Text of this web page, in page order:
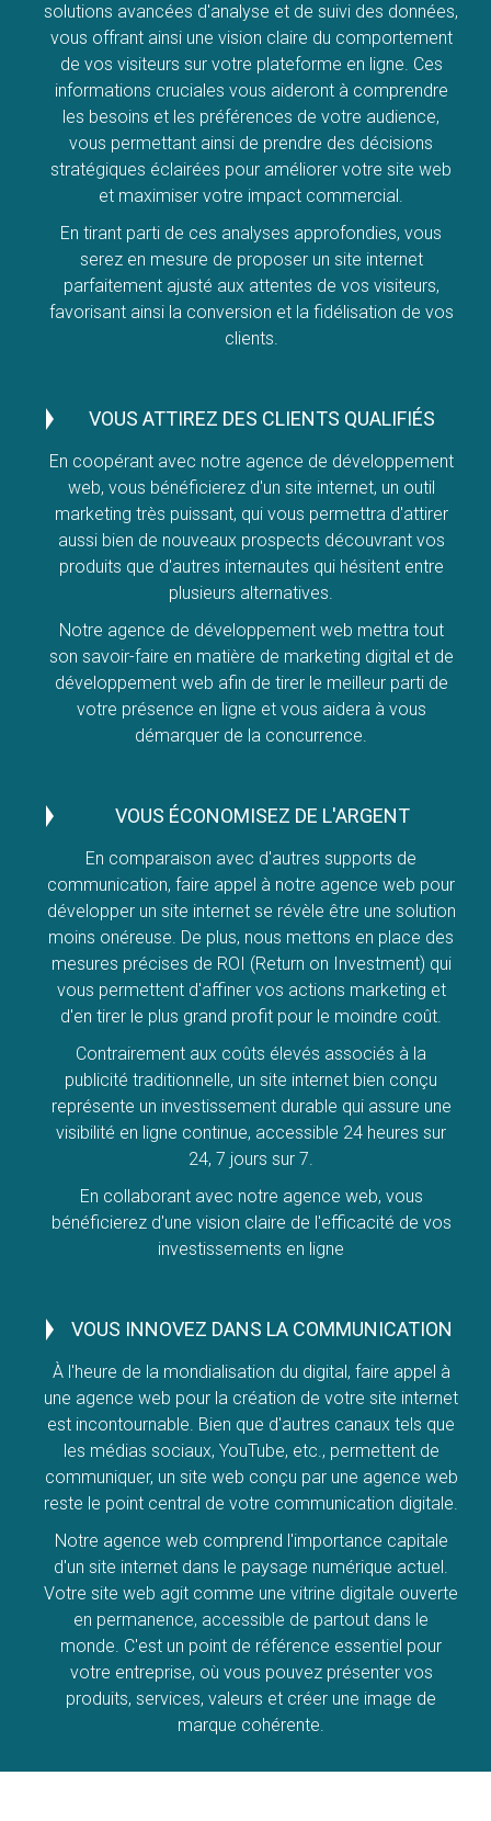
solutions avancées d'analyse et de suivi des données,
vous offrant ainsi une vision claire du comportement
de vos visiteurs sur votre plateforme en ligne. Ces
informations cruciales vous aideront à comprendre
les besoins et les préférences de votre audience,
vous permettant ainsi de prendre des décisions
stratégiques éclairées pour améliorer votre site web
et maximiser votre impact commercial.
En tirant parti de ces analyses approfondies, vous
serez en mesure de proposer un site internet
parfaitement ajusté aux attentes de vos visiteurs,
favorisant ainsi la conversion et la fidélisation de vos
clients.
VOUS ATTIREZ DES CLIENTS QUALIFIÉS
En coopérant avec notre agence de développement
web, vous bénéficierez d'un site internet, un outil
marketing très puissant, qui vous permettra d'attirer
aussi bien de nouveaux prospects découvrant vos
produits que d'autres internautes qui hésitent entre
plusieurs alternatives.
Notre agence de développement web mettra tout
son savoir-faire en matière de marketing digital et de
développement web afin de tirer le meilleur parti de
votre présence en ligne et vous aidera à vous
démarquer de la concurrence.
VOUS ÉCONOMISEZ DE L'ARGENT
En comparaison avec d'autres supports de
communication, faire appel à notre agence web pour
développer un site internet se révèle être une solution
moins onéreuse. De plus, nous mettons en place des
mesures précises de ROI (Return on Investment) qui
vous permettent d'affiner vos actions marketing et
d'en tirer le plus grand profit pour le moindre coût.
Contrairement aux coûts élevés associés à la
publicité traditionnelle, un site internet bien conçu
représente un investissement durable qui assure une
visibilité en ligne continue, accessible 24 heures sur
24, 7 jours sur 7.
En collaborant avec notre agence web, vous
bénéficierez d'une vision claire de l'efficacité de vos
investissements en ligne
VOUS INNOVEZ DANS LA COMMUNICATION
À l'heure de la mondialisation du digital, faire appel à
une agence web pour la création de votre site internet
est incontournable. Bien que d'autres canaux tels que
les médias sociaux, YouTube, etc., permettent de
communiquer, un site web conçu par une agence web
reste le point central de votre communication digitale.
Notre agence web comprend l'importance capitale
d'un site internet dans le paysage numérique actuel.
Votre site web agit comme une vitrine digitale ouverte
en permanence, accessible de partout dans le
monde. C'est un point de référence essentiel pour
votre entreprise, où vous pouvez présenter vos
produits, services, valeurs et créer une image de
marque cohérente.